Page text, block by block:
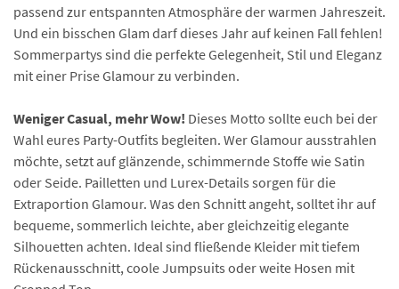
passend zur entspannten Atmosphäre der warmen Jahreszeit.
Und ein bisschen Glam darf dieses Jahr auf keinen Fall fehlen!
Sommerpartys sind die perfekte Gelegenheit, Stil und Eleganz
mit einer Prise Glamour zu verbinden.
Weniger Casual, mehr Wow! Dieses Motto sollte euch bei der
Wahl eures Party-Outfits begleiten. Wer Glamour ausstrahlen
möchte, setzt auf glänzende, schimmernde Stoffe wie Satin
oder Seide. Pailletten und Lurex-Details sorgen für die
Extraportion Glamour. Was den Schnitt angeht, solltet ihr auf
bequeme, sommerlich leichte, aber gleichzeitig elegante
Silhouetten achten. Ideal sind fließende Kleider mit tiefem
Rückenausschnitt, coole Jumpsuits oder weite Hosen mit